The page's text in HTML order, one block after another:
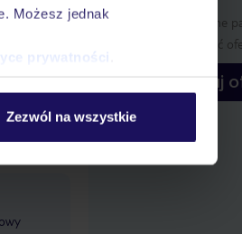
Możesz jednak
prywatności
Zezwól na wszystkie
4 - 12
w cenie,
Określ poszczególne
wyświetlić
Konfiguruj